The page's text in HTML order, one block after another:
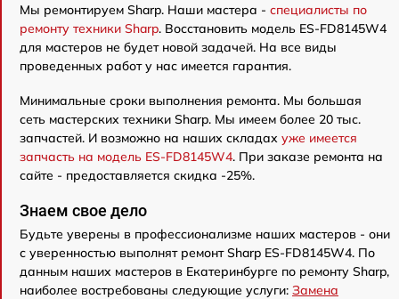
Мы ремонтируем Sharp. Наши мастера - специалисты по
ремонту техники Sharp. Восстановить модель ES-FD8145W4
для мастеров не будет новой задачей. На все виды
проведенных работ у нас имеется гарантия.
Минимальные сроки выполнения ремонта. Мы большая
сеть мастерских техники Sharp. Мы имеем более 20 тыс.
запчастей. И возможно на наших складах уже имеется
запчасть на модель ES-FD8145W4. При заказе ремонта на
сайте - предоставляется скидка -25%.
Знаем свое дело
Будьте уверены в профессионализме наших мастеров - они
с уверенностью выполнят ремонт Sharp ES-FD8145W4. По
данным наших мастеров в Екатеринбурге по ремонту Sharp,
наиболее востребованы следующие услуги: Замена